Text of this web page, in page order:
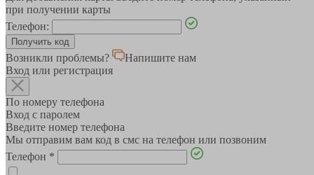
при получении карты
Телефон:
Возникли проблемы?
Напишите нам
Вход или регистрация
По номеру телефона
Вход с паролем
Введите номер телефона
Мы отправим вам код в смс на телефон или позвоним
Телефон *